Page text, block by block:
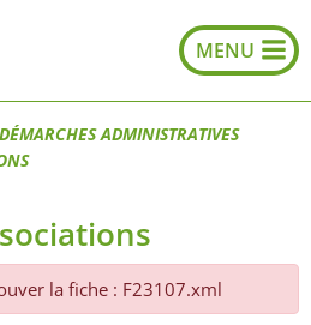
DÉMARCHES ADMINISTRATIVES
la fiche : F23107.xml